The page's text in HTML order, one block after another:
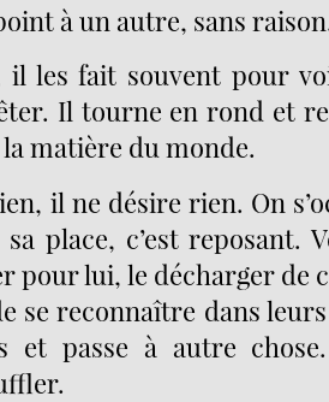
à un autre, sans
il les fait souvent pour
Il tourne en rond et
matière du monde.
il ne désire rien. On
place, c’est reposant.
pour lui, le décharger de
se reconnaître dans
et passe à autre